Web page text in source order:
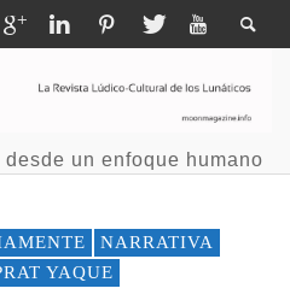
un enfoque humano
NARRATIVA
YAQUE